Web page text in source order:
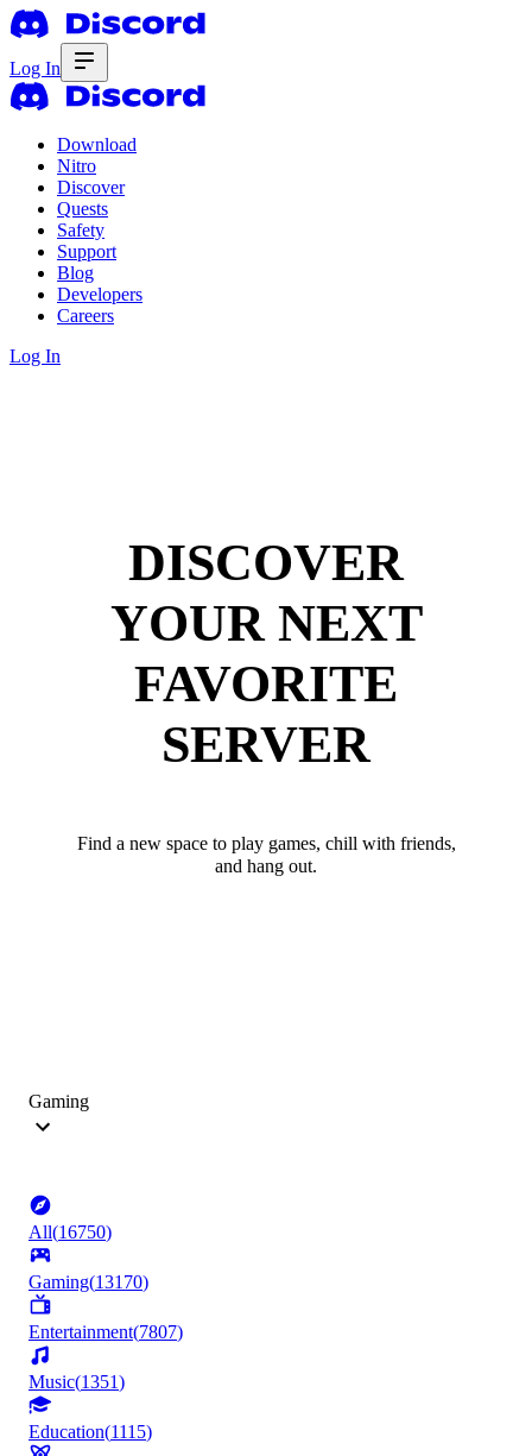
Log In
Download
Nitro
Discover
Quests
Safety
Support
Blog
Developers
Careers
Log In
DISCOVER
YOUR NEXT
FAVORITE
SERVER
Find a new space to play games, chill with friends,
and hang out.
Gaming
All(16750)
Gaming(13170)
Entertainment(7807)
Music(1351)
Education(1115)